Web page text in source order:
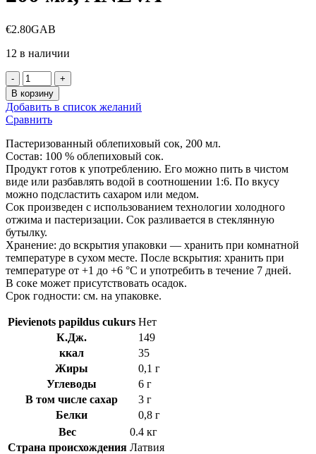
€2.80GAB
12 в наличии
Количество
товара
Натуральный
сок
облепихи,
200
мл,
ANEVA
В корзину
Добавить в список желаний
Сравнить
Пастеризованный облепиховый сок, 200 мл.
Состав: 100 % облепиховый сок.
Продукт готов к употреблению. Его можно пить в чистом
виде или разбавлять водой в соотношении 1:6. По вкусу
можно подсластить сахаром или медом.
Сок произведен с использованием технологии холодного
отжима и пастеризации. Сок разливается в стеклянную
бутылку.
Хранение: до вскрытия упаковки — хранить при комнатной
температуре в сухом месте. После вскрытия: хранить при
температуре от +1 до +6 °C и употребить в течение 7 дней.
В соке может присутствовать осадок.
Срок годности: см. на упаковке.
Pievienots papildus cukurs Нет
К.Дж.
149
ккал
35
Жиры
0,1 г
Углеводы
6 г
В том числе сахар
3 г
Белки
0,8 г
Вес
0.4 кг
Страна происхождения Латвия